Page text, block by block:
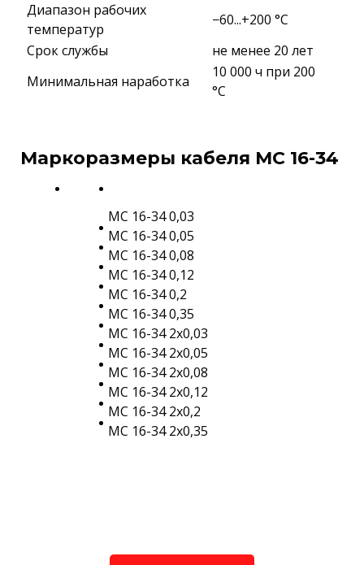
Диапазон рабочих
температур
−60...+200 °C
Срок службы
не менее 20 лет
Минимальная наработка
10 000 ч при 200
°С
Маркоразмеры кабеля МС 16-34
МС 16-34 0,03
МС 16-34 0,05
МС 16-34 0,08
МС 16-34 0,12
МС 16-34 0,2
МС 16-34 0,35
МС 16-34 2х0,03
МС 16-34 2х0,05
МС 16-34 2х0,08
МС 16-34 2х0,12
МС 16-34 2х0,2
МС 16-34 2х0,35